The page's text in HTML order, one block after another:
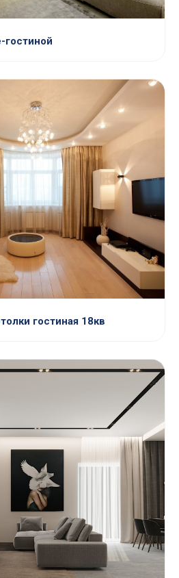
гостиной
гостиная 18кв